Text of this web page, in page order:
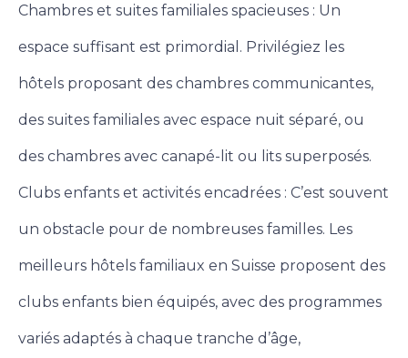
Chambres et suites familiales spacieuses : Un
espace suffisant est primordial. Privilégiez les
hôtels proposant des chambres communicantes,
des suites familiales avec espace nuit séparé, ou
des chambres avec canapé-lit ou lits superposés.
Clubs enfants et activités encadrées : C’est souvent
un obstacle pour de nombreuses familles. Les
meilleurs hôtels familiaux en Suisse proposent des
clubs enfants bien équipés, avec des programmes
variés adaptés à chaque tranche d’âge,